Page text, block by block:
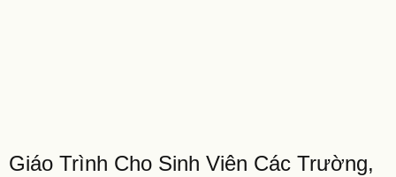
Giáo Trình Cho Sinh Viên Các Trường,